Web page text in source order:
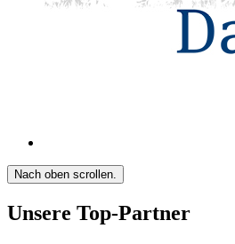
Nach oben scrollen.
Unsere Top-Partner